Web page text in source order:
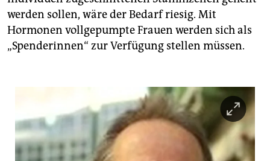
werden sollen, wäre der Bedarf riesig. Mit
Hormonen vollgepumpte Frauen werden sich als
„Spenderinnen“ zur Verfügung stellen müssen.